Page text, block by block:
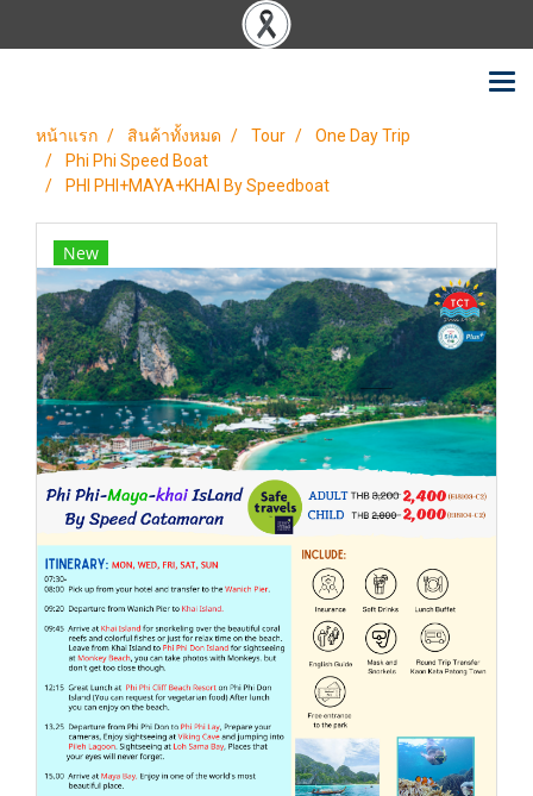
หน้าแรก สินค้าทั้งหมด Tour
One Day Trip
Phi Phi Speed Boat
PHI PHI+MAYA+KHAI By Speedboat
New